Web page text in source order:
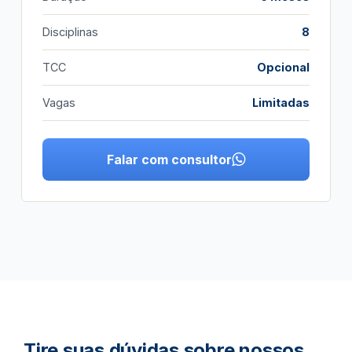
Disciplinas 8
TCC Opcional
Vagas Limitadas
Falar com consultor